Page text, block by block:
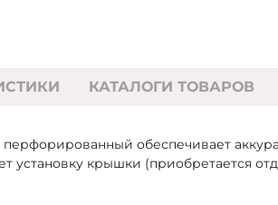
КАТАЛОГИ ТОВАРОВ
перфорированный обеспечивает
установку крышки (приобретается